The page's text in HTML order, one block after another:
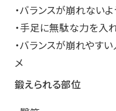
・バランスが崩れない
・手足に無駄な力を入
・バランスが崩れやす
メ
鍛えられる部位